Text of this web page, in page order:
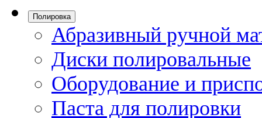
Полировка
Абразивный ручной
Диски полировальные
Оборудование и
Паста для полировки